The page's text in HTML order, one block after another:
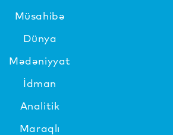
Müsahibə
Dünya
Mədəniyyat
İdman
Analitik
Maraqlı